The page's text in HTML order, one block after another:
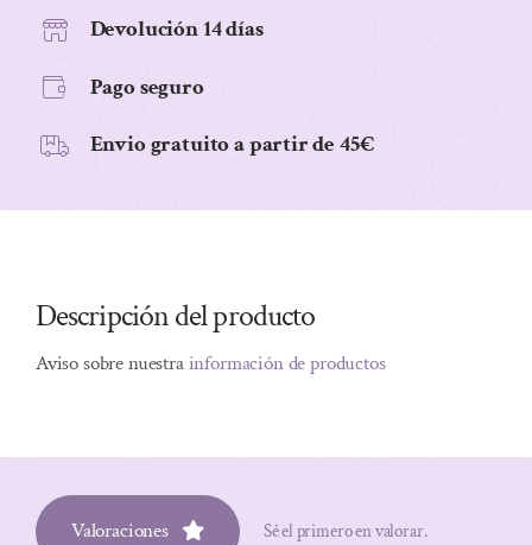
cantidad
Devolución 14 días
Pago seguro
Envio gratuito a partir de 45€
Descripción del producto
Aviso sobre nuestrainformación de productos
Valoraciones Sé el primero en valorar.